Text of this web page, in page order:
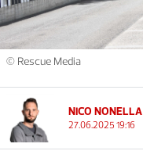
© Rescue Media
NICO NONELLA
27.06.2025 19:16